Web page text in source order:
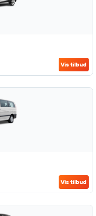
Vis tilbud
Vis tilbud